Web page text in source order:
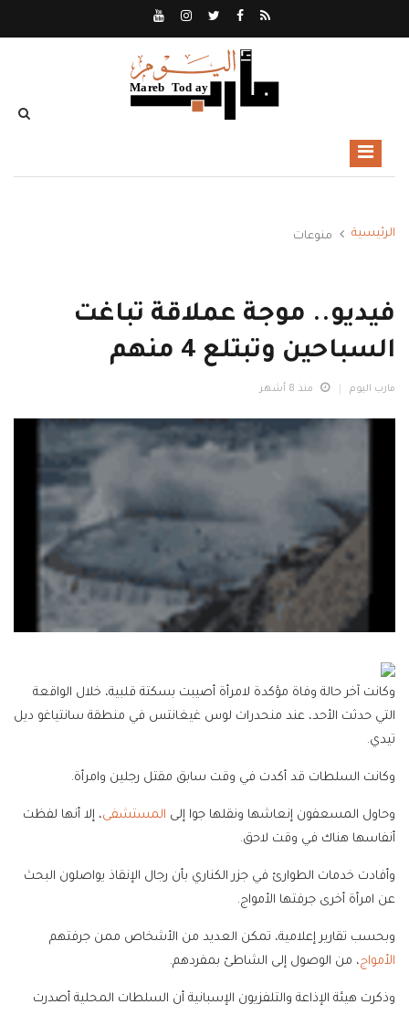
الرئيسية منوعات
فيديو.. موجة عملاقة تباغت
السباحين وتبتلع 4 منهم
مارب اليوم منذ 8 أشهر
وكانت آخر حالة وفاة مؤكدة لامرأة أصيبت بسكتة قلبية، خلال الواقعة
التي حدثت الأحد، عند منحدرات لوس غيغانتس في منطقة سانتياغو ديل
تيدي.
وكانت السلطات قد أكدت في وقت سابق مقتل رجلين وامرأة.
وحاول المسعفون إنعاشها ونقلها جوا إلى المستشفى، إلا أنها لفظت
أنفاسها هناك في وقت لاحق.
وأفادت خدمات الطوارئ في جزر الكناري بأن رجال الإنقاذ يواصلون البحث
عن امرأة أخرى جرفتها الأمواج.
وبحسب تقارير إعلامية، تمكن العديد من الأشخاص ممن جرفتهم
الأمواج، من الوصول إلى الشاطئ بمفردهم.
وذكرت هيئة الإذاعة والتلفزيون الإسبانية أن السلطات المحلية أصدرت